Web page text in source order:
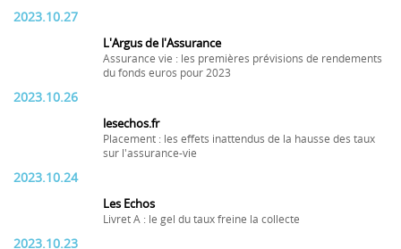
2023.10.27
L'Argus de l'Assurance
Assurance vie : les premières prévisions de rendements
du fonds euros pour 2023
2023.10.26
lesechos.fr
Placement : les effets inattendus de la hausse des taux
sur l'assurance-vie
2023.10.24
Les Echos
Livret A : le gel du taux freine la collecte
2023.10.23